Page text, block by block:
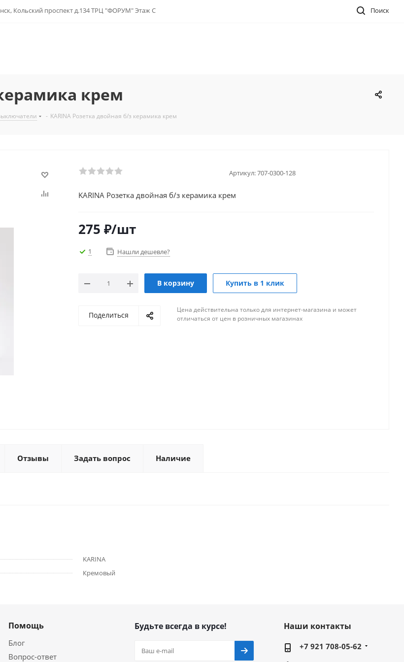
Кольский проспект д.134 ТРЦ "ФОРУМ" Этаж С Поиск
крем
- KARINA Розетка двойная б/з керамика крем
Артикул:707-0300-128
KARINA Розетка двойная б/з керамика крем
275 ₽/шт
1 Нашли дешевле?
В корзину Купить в 1 клик
Поделиться
Цена действительна только для интернет-магазина и может
отличаться от цен в розничных магазинах
Отзывы Задать вопрос Наличие
KARINA
Кремовый
Помощь
Блог
Вопрос-ответ
Будьте всегда в курсе! Наши контакты
+7 921 708-05-62